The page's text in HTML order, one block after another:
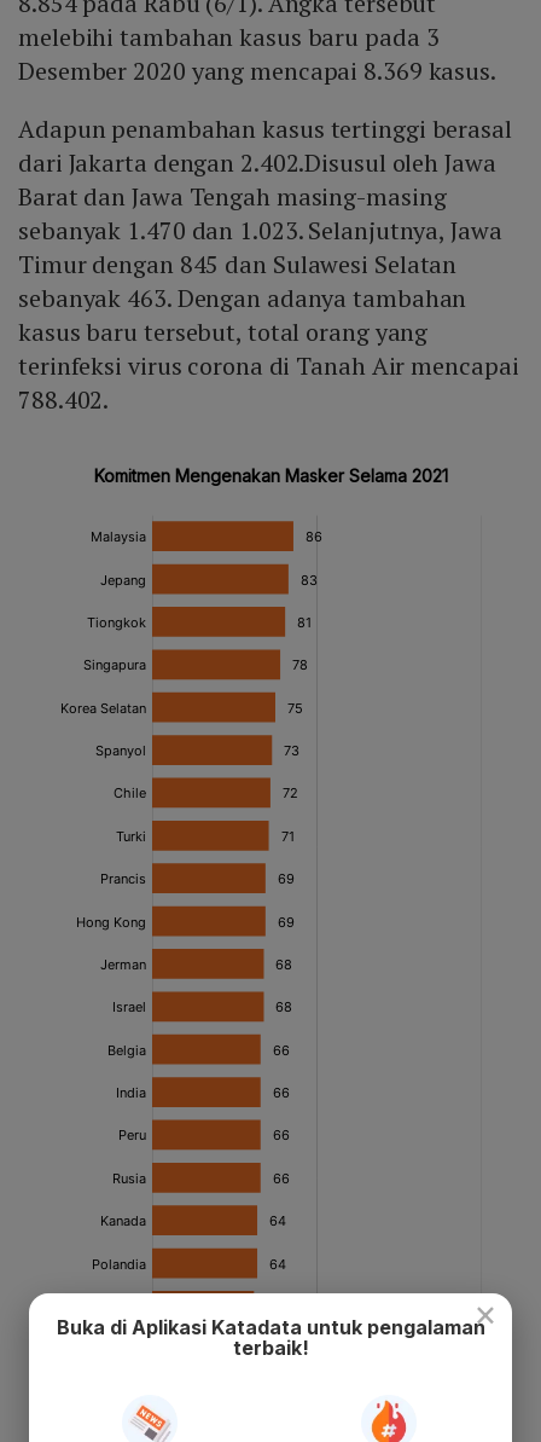
melebihi tambahan kasus baru pada 3
Desember 2020 yang mencapai 8.369 kasus.
Adapun penambahan kasus tertinggi berasal
dari Jakarta dengan 2.402.Disusul oleh Jawa
Barat dan Jawa Tengah masing-masing
sebanyak 1.470 dan 1.023. Selanjutnya, Jawa
Timur dengan 845 dan Sulawesi Selatan
sebanyak 463. Dengan adanya tambahan
kasus baru tersebut, total orang yang
terinfeksi virus corona di Tanah Air mencapai
788.402.
×
Buka di Aplikasi Katadata untuk pengalaman
terbaik!